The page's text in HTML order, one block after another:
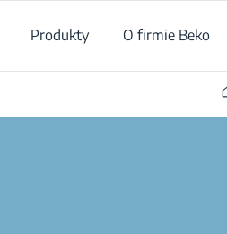
Produkty
O firmie Beko